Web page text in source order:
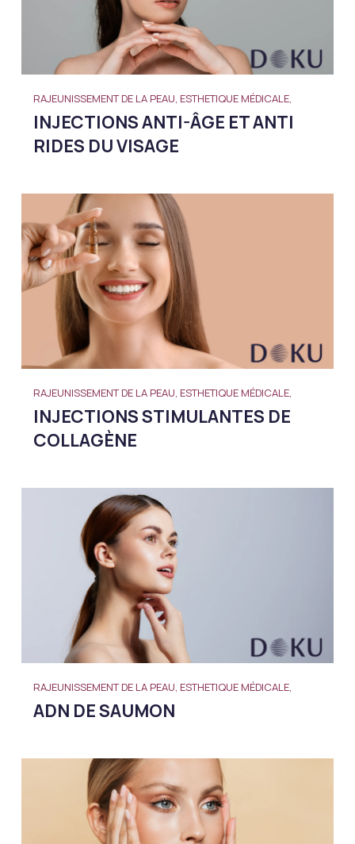
RAJEUNISSEMENT DE LA PEAU, ESTHETIQUE MÉDICALE,
INJECTIONS ANTI-ÂGE ET ANTI
RIDES DU VISAGE
RAJEUNISSEMENT DE LA PEAU, ESTHETIQUE MÉDICALE,
INJECTIONS STIMULANTES DE
COLLAGÈNE
RAJEUNISSEMENT DE LA PEAU, ESTHETIQUE MÉDICALE,
ADN DE SAUMON